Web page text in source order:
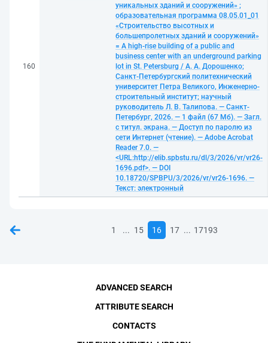
160
уникальных зданий и сооружений» ;
образовательная программа 08.05.01_01
«Строительство высотных и
большепролетных зданий и сооружений»
= A high-rise building of a public and
business center with an underground parking
lot in St. Petersburg / А. А. Дорошенко;
Санкт-Петербургский политехнический
университет Петра Великого, Инженерно-
строительный институт; научный
руководитель Л. В. Талипова. — Санкт-
Петербург, 2026. — 1 файл (67 Мб). — Загл.
с титул. экрана. — Доступ по паролю из
сети Интернет (чтение). — Adobe Acrobat
Reader 7.0. —
<URL:http://elib.spbstu.ru/dl/3/2026/vr/vr26-
1696.pdf>. — DOI
10.18720/SPBPU/3/2026/vr/vr26-1696. —
Текст: электронный
1 ... 15 16 17 ... 17193
ADVANCED SEARCH
ATTRIBUTE SEARCH
CONTACTS